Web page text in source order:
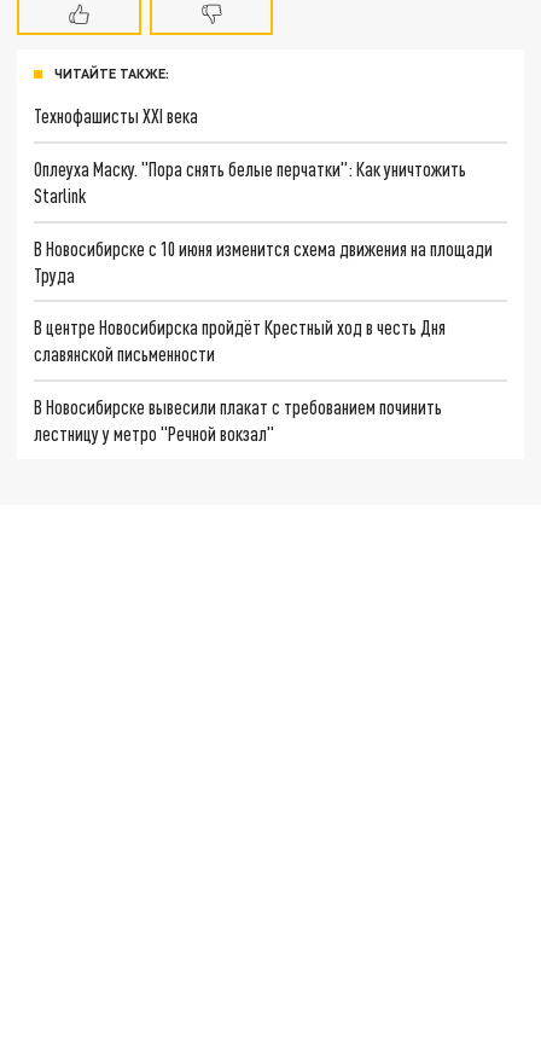
ЧИТАЙТЕ ТАКЖЕ:
Технофашисты XXI века
Оплеуха Маску. "Пора снять белые перчатки": Как уничтожить
Starlink
В Новосибирске с 10 июня изменится схема движения на площади
Труда
В центре Новосибирска пройдёт Крестный ход в честь Дня
славянской письменности
В Новосибирске вывесили плакат с требованием починить
лестницу у метро "Речной вокзал"